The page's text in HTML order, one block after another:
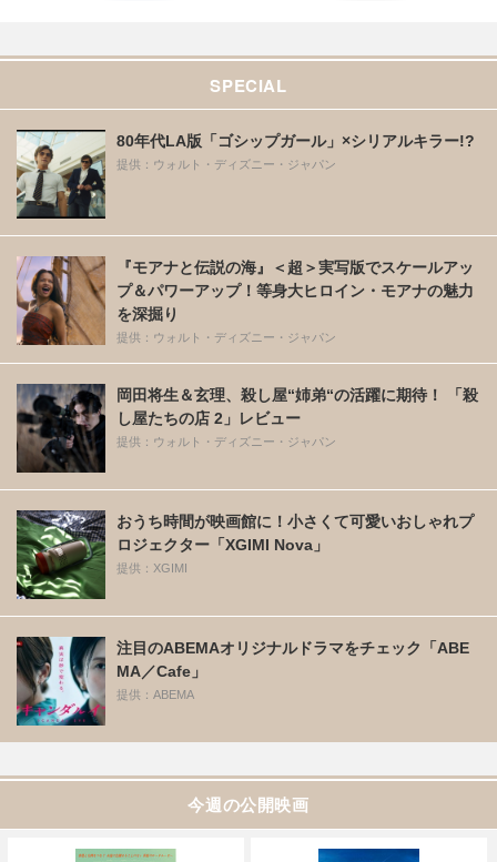
SPECIAL
80年代LA版「ゴシップガール」×シリアルキラー!?
提供：ウォルト・ディズニー・ジャパン
『モアナと伝説の海』＜超＞実写版でスケールアッ
プ＆パワーアップ！等身大ヒロイン・モアナの魅力
を深掘り
提供：ウォルト・ディズニー・ジャパン
岡田将生＆玄理、殺し屋“姉弟“の活躍に期待！ 「殺
し屋たちの店 2」レビュー
提供：ウォルト・ディズニー・ジャパン
おうち時間が映画館に！小さくて可愛いおしゃれプ
ロジェクター「XGIMI Nova」
提供：XGIMI
注目のABEMAオリジナルドラマをチェック「ABE
MA／Cafe」
提供：ABEMA
今週の公開映画